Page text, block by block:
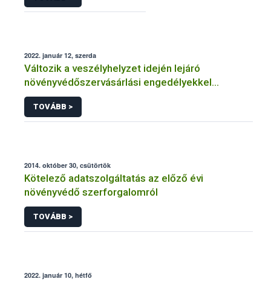
2022. január 12, szerda
Változik a veszélyhelyzet idején lejáró
növényvédőszervásárlási engedélyekkel
kapcsolatos szabályozás
TOVÁBB >
2014. október 30, csütörtök
Kötelező adatszolgáltatás az előző évi
növényvédő szerforgalomról
TOVÁBB >
2022. január 10, hétfő